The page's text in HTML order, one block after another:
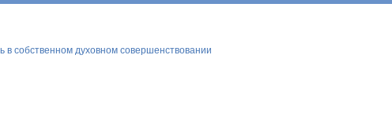
собственном духовном совершенствовании